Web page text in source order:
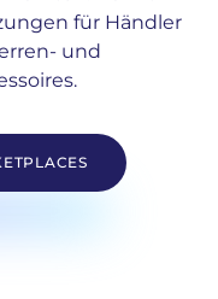
für Händler
und